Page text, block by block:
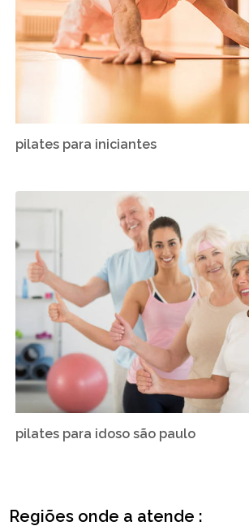
pilates para iniciantes
pilates para idoso são paulo
Regiões onde a atende :